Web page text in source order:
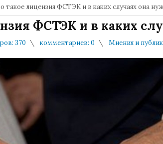
такое лицензия ФСТЭК и в каких случаях она
ФСТЭК и в каких
370 комментариев: 0 Мнения и